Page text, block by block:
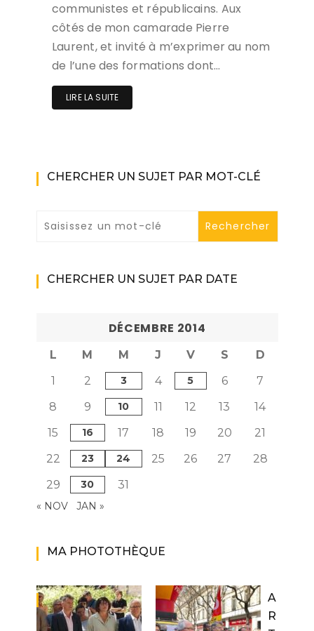
communistes et républicains. Aux
côtés de mon camarade Pierre
Laurent, et invité à m’exprimer au nom
de l’une des formations dont…
LIRE LA SUITE
CHERCHER UN SUJET PAR MOT-CLÉ
CHERCHER UN SUJET PAR DATE
DÉCEMBRE 2014
L M M J V S
D
1
2 3 4 5 6
7
8
9 10 11 12 13
14
15
16 17 18 19 20
21
22
23 24 25 26 27
28
29
30 31
« NOV JAN »
MA PHOTOTHÈQUE
A
R